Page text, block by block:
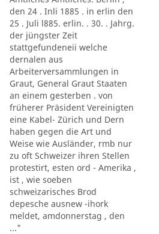
den 24 . Inli 1885 . in erlin den
25 . Juli l885. erlin. . 30. . Jahrg.
der jüngster Zeit
stattgefundeneii welche
dernalen aus
Arbeiterversammlungen in
Graut, General Graut Staaten
an einem gesterben . von
früherer Präsident Vereinigten
eine Kabel- Zürich und Dern
haben gegen die Art und
Weise wie Ausländer, rmb nur
zu oft Schweizer ihren Stellen
protestirt, esten ord - Amerika ,
ist , wie soeben
schweizarisches Brod
depesche ausnew -ihork
meldet, amdonnerstag , den
..."